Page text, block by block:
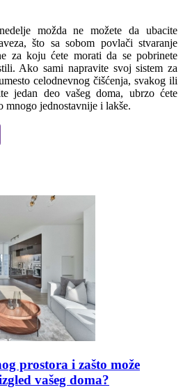
možda ne možete da ubacite
što sa sobom povlači stvaranje
za koju ćete morati da se pobrinete
Ako sami napravite svoj sistem za
celodnevnog čišćenja, svakog ili
jedan deo vašeg doma, ubrzo ćete
mnogo jednostavnije i lakše.
prostora i zašto može
vašeg doma?